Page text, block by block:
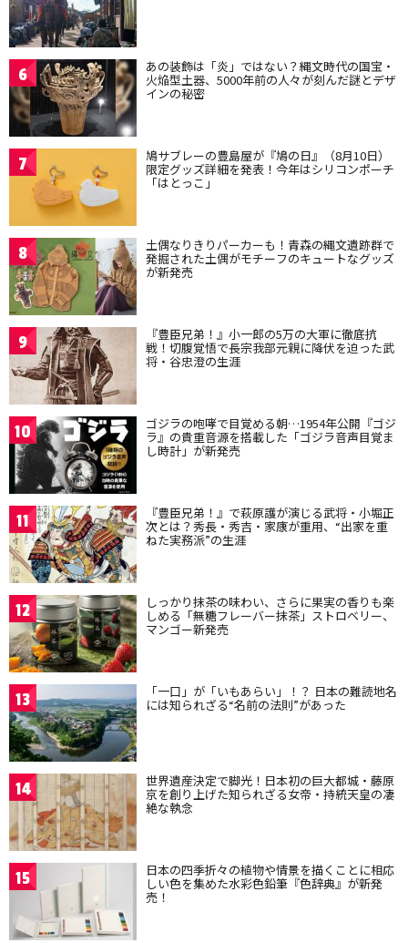
6 あの装飾は「炎」ではない？縄文時代の国宝・
火焔型土器、5000年前の人々が刻んだ謎とデザ
インの秘密
7 鳩サブレーの豊島屋が『鳩の日』（8月10日）
限定グッズ詳細を発表！今年はシリコンポーチ
「はとっこ」
8 土偶なりきりパーカーも！青森の縄文遺跡群で
発掘された土偶がモチーフのキュートなグッズ
が新発売
9 『豊臣兄弟！』小一郎の5万の大軍に徹底抗
戦！切腹覚悟で長宗我部元親に降伏を迫った武
将・谷忠澄の生涯
10 ゴジラの咆哮で目覚める朝…1954年公開『ゴジ
ラ』の貴重音源を搭載した「ゴジラ音声目覚ま
し時計」が新発売
11 『豊臣兄弟！』で萩原護が演じる武将・小堀正
次とは？秀長・秀吉・家康が重用、“出家を重
ねた実務派”の生涯
12 しっかり抹茶の味わい、さらに果実の香りも楽
しめる「無糖フレーバー抹茶」ストロベリー、
マンゴー新発売
13 「一口」が「いもあらい」！？ 日本の難読地名
には知られざる“名前の法則”があった
14 世界遺産決定で脚光！日本初の巨大都城・藤原
京を創り上げた知られざる女帝・持統天皇の凄
絶な執念
15 日本の四季折々の植物や情景を描くことに相応
しい色を集めた水彩色鉛筆『色辞典』が新発
売！